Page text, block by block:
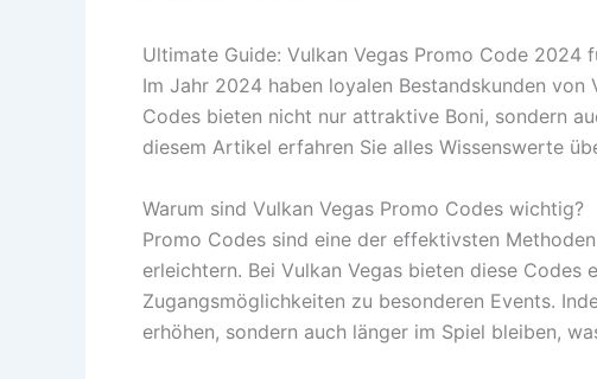
Ultimate Guide: Vulkan Vegas Promo Code 2024
Im Jahr 2024 haben loyalen Bestandskunden
Codes bieten nicht nur attraktive Boni, sondern
diesem Artikel erfahren Sie alles Wissenswerte
Warum sind Vulkan Vegas Promo Codes wichtig?
Promo Codes sind eine der effektivsten
erleichtern. Bei Vulkan Vegas bieten diese
Zugangsmöglichkeiten zu besonderen Events.
erhöhen, sondern auch länger im Spiel bleiben,